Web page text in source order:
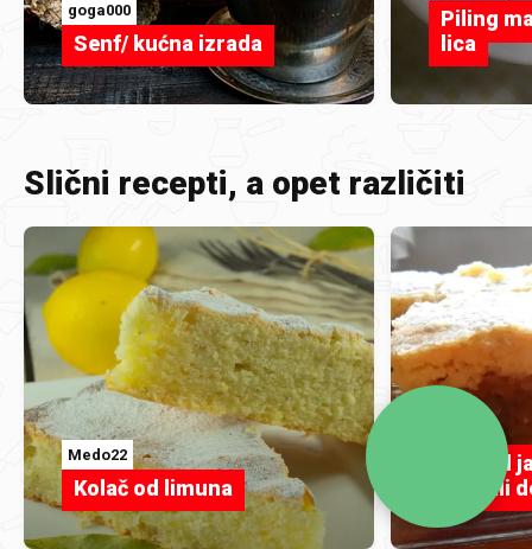
goga000
Senf/ kućna izrada
Piling
lica
Slični recepti, a opet različiti
Medo22
Kolač od limuna
Pita od
probali